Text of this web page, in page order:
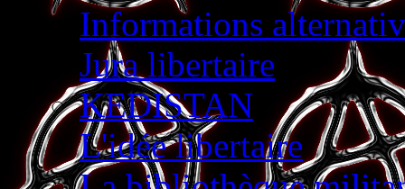
Informations
Jura libertaire
KEDISTAN
L'idée libertaire